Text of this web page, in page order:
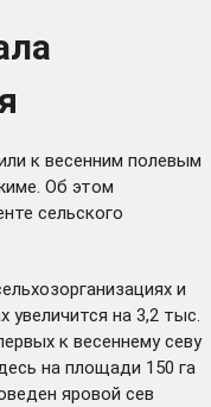
к весенним полевым
Об этом
сельского
и
увеличится на 3,2 тыс.
к весеннему севу
на площади 150 га
яровой сев